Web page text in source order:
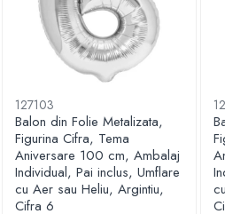
127103
Balon din Folie Metalizata,
Figurina Cifra, Tema
Aniversare 100 cm, Ambalaj
Individual, Pai inclus, Umflare
cu Aer sau Heliu, Argintiu,
Cifra 6